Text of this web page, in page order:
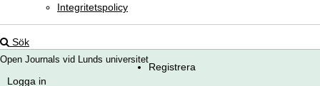
Integritetspolicy
Sök
Open Journals vid Lunds universitet
Registrera
Logga in